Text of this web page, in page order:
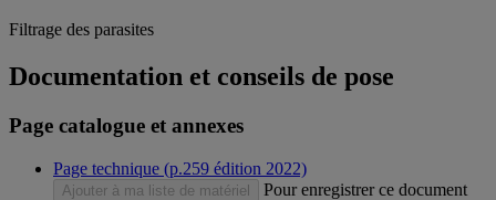
Filtrage des parasites
Documentation et conseils de pose
Page catalogue et annexes
Page technique (p.259 édition 2022)
Ajouter à ma liste de matériel
Pour enregistrer ce document